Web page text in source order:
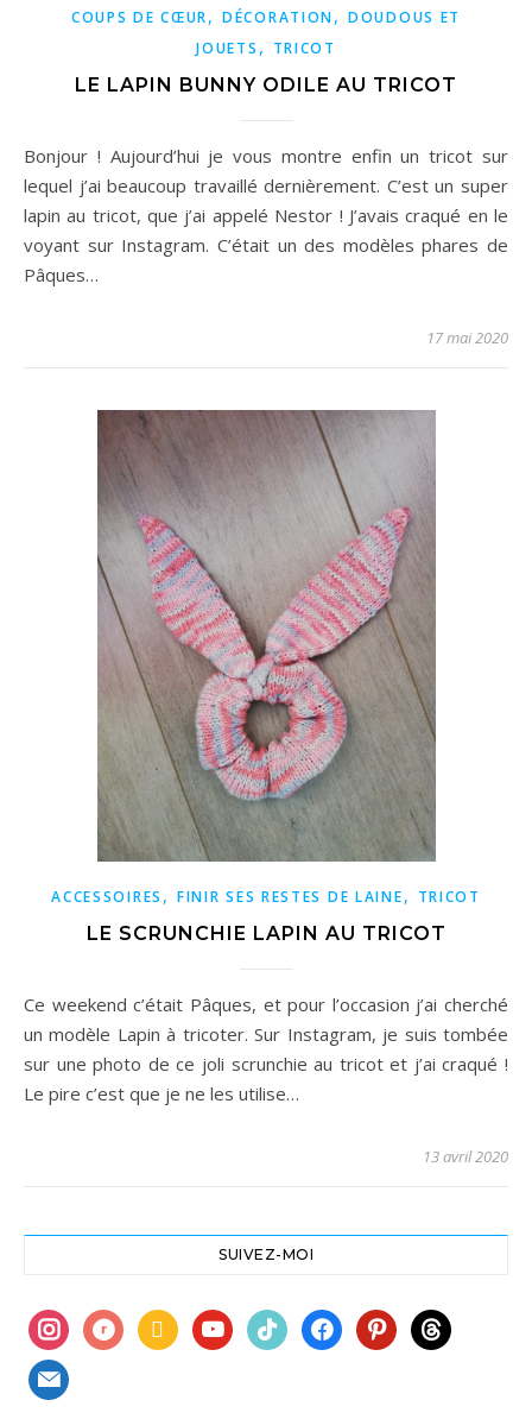
COUPS DE CŒUR,DÉCORATION,DOUDOUS ET
JOUETS , TRICOT
LE LAPIN BUNNY ODILE AU TRICOT
Bonjour ! Aujourd’hui je vous montre enfin un tricot sur
lequel j’ai beaucoup travaillé dernièrement. C’est un super
lapin au tricot, que j’ai appelé Nestor ! J’avais craqué en le
voyant sur Instagram. C’était un des modèles phares de
Pâques…
17 mai 2020
ACCESSOIRES , FINIR SES RESTES DE LAINE, TRICOT
LE SCRUNCHIE LAPIN AU TRICOT
Ce weekend c’était Pâques, et pour l’occasion j’ai cherché
un modèle Lapin à tricoter. Sur Instagram, je suis tombée
sur une photo de ce joli scrunchie au tricot et j’ai craqué !
Le pire c’est que je ne les utilise…
13 avril 2020
SUIVEZ-MOI
instagram
ravelrybook youtubetiktokfacebookpinterest
threads
mail